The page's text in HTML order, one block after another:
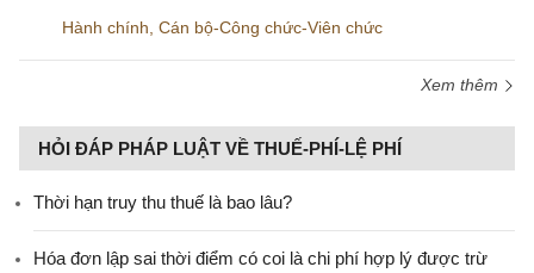
Hành chính Cán bộ-Công chức-Viên chức
Xem thêm
HỎI ĐÁP PHÁP LUẬT VỀ THUẾ-PHÍ-LỆ PHÍ
Thời hạn truy thu thuế là bao lâu?
Hóa đơn lập sai thời điểm có coi là chi phí hợp lý được trừ